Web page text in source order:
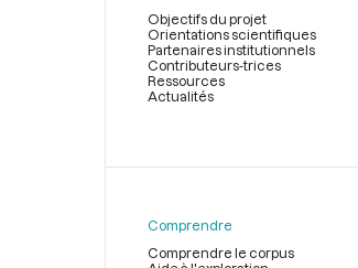
page
Objectifs du projet
Orientations scientifiques
Partenaires institutionnels
Contributeurs-trices
Ressources
Actualités
Comprendre
Comprendre le corpus